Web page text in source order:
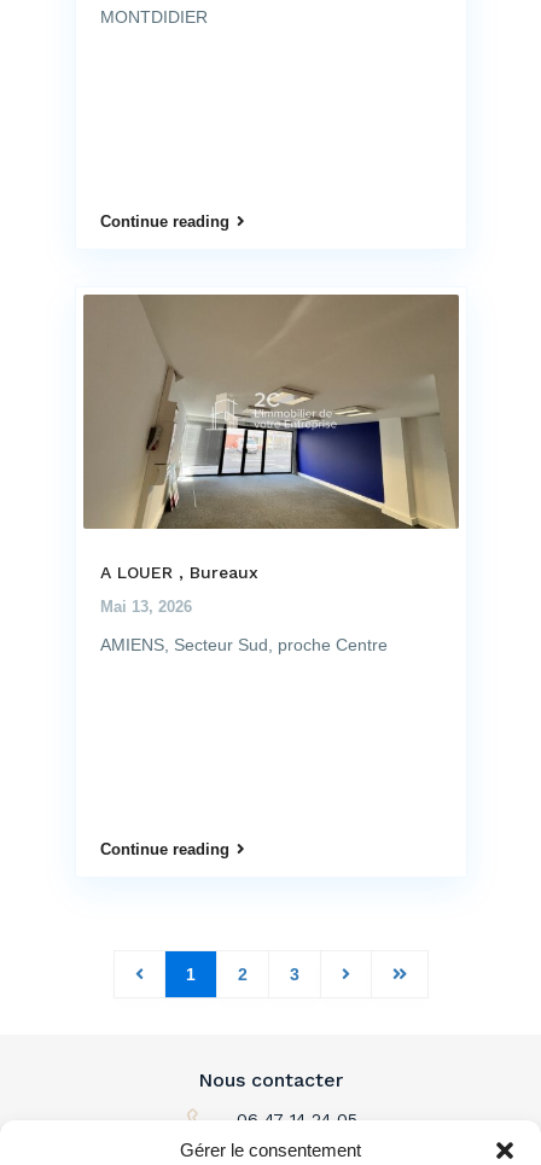
Gérer le consentement
MONTDIDIER
Continue reading
A LOUER , Bureaux
Mai 13, 2026
AMIENS, Secteur Sud, proche Centre
Continue reading
1 2 3
Nous contacter
06 47 14 24 05
Par email